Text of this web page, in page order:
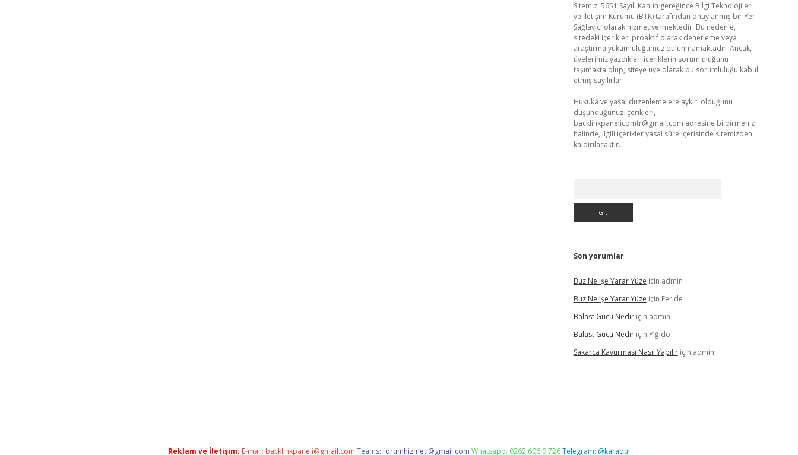
Sitemiz, 5651 Sayılı Kanun gereğince Bilgi Teknolojileri
ve İletişim Kurumu (BTK) tarafından onaylanmış bir Yer
Sağlayıcı olarak hizmet vermektedir. Bu nedenle,
sitedeki içerikleri proaktif olarak denetleme veya
araştırma yükümlülüğümüz bulunmamaktadır. Ancak,
üyelerimiz yazdıkları içeriklerin sorumluluğunu
taşımakta olup, siteye üye olarak bu sorumluluğu kabul
etmiş sayılırlar.
Hukuka ve yasal düzenlemelere aykırı olduğunu
düşündüğünüz içerikleri,
backlinkpanelicomtr@gmail.com adresine bildirmeniz
halinde, ilgili içerikler yasal süre içerisinde sitemizden
kaldırılacaktır.
Son yorumlar
Buz Ne Işe Yarar Yüze için admin
Buz Ne Işe Yarar Yüze için Feride
Balast Gücü Nediriçin admin
Balast Gücü Nediriçin Yiğido
Sakarca Kavurması Nasıl Yapılıriçin admin
Reklam ve İletişim: E-mail: backlinkpaneli@gmail.com Teams:forumhizmeti@gmail.com Whatsapp: 0262 606 0 726Telegram: @karabul